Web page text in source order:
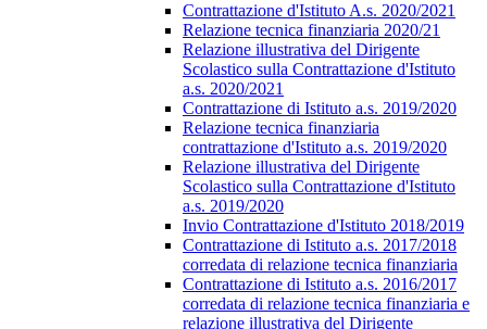
Contrattazione d'Istituto A.s. 2020/2021
Relazione tecnica finanziaria 2020/21
Relazione illustrativa del Dirigente
Scolastico sulla Contrattazione d'Istituto
a.s. 2020/2021
Contrattazione di Istituto a.s. 2019/2020
Relazione tecnica finanziaria
contrattazione d'Istituto a.s. 2019/2020
Relazione illustrativa del Dirigente
Scolastico sulla Contrattazione d'Istituto
a.s. 2019/2020
Invio Contrattazione d'Istituto 2018/2019
Contrattazione di Istituto a.s. 2017/2018
corredata di relazione tecnica finanziaria
Contrattazione di Istituto a.s. 2016/2017
corredata di relazione tecnica finanziaria e
relazione illustrativa del Dirigente